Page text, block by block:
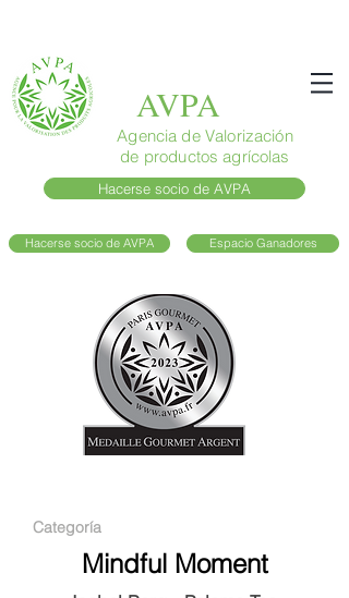
AVPA
Agencia de Valorización
de productos agrícolas
Hacerse socio de AVPA
Hacerse socio de AVPA Espacio Ganadores
Categoría
Mindful Moment